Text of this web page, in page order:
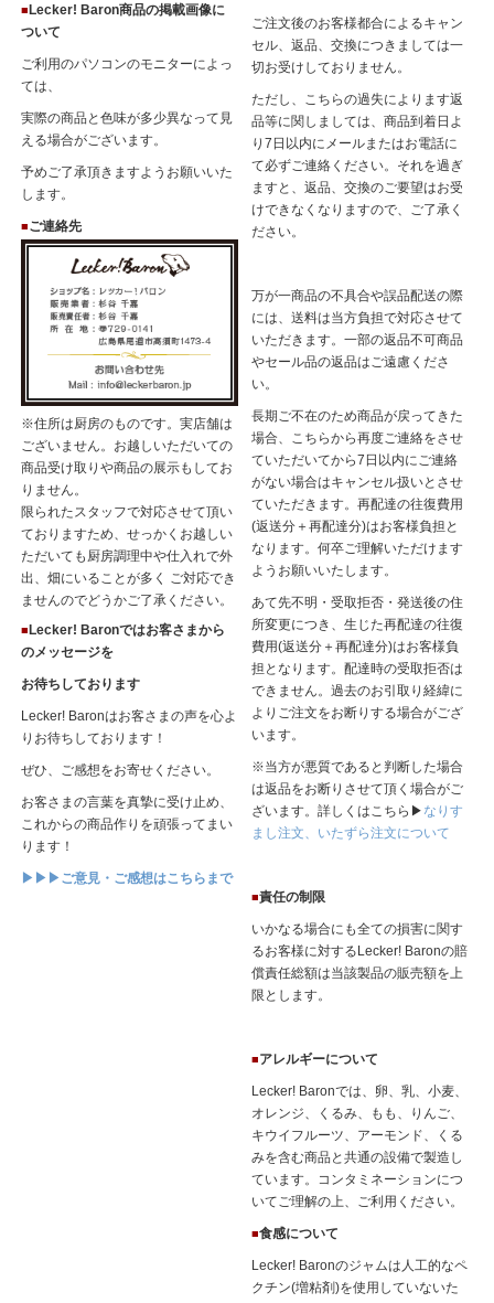
■ Lecker! Baron商品の掲載画像に
ついて
ご利用のパソコンのモニターによっ
ては、
実際の商品と色味が多少異なって見
える場合がございます。
予めご了承頂きますようお願いいた
します。
■ご連絡先
※住所は厨房のものです。実店舗は
ございません。お越しいただいての
商品受け取りや商品の展示もしてお
りません。
限られたスタッフで対応させて頂い
ておりますため、せっかくお越しい
ただいても厨房調理中や仕入れで外
出、畑にいることが多く ご対応でき
ませんのでどうかご了承ください。
■ Lecker! Baronではお客さまから
のメッセージを
お待ちしております
Lecker! Baronはお客さまの声を心よ
りお待ちしております！
ぜひ、ご感想をお寄せください。
お客さまの言葉を真摯に受け止め、
これからの商品作りを頑張ってまい
ります！
▶▶▶ご意見・ご感想はこちらまで
ご注文後のお客様都合によるキャン
セル、返品、交換につきましては一
切お受けしておりません。
ただし、こちらの過失によります返
品等に関しましては、商品到着日よ
り7日以内にメールまたはお電話に
て必ずご連絡ください。それを過ぎ
ますと、返品、交換のご要望はお受
けできなくなりますので、ご了承く
ださい。
万が一商品の不具合や誤品配送の際
には、送料は当方負担で対応させて
いただきます。一部の返品不可商品
やセール品の返品はご遠慮くださ
い。
長期ご不在のため商品が戻ってきた
場合、こちらから再度ご連絡をさせ
ていただいてから7日以内にご連絡
がない場合はキャンセル扱いとさせ
ていただきます。再配達の往復費用
(返送分＋再配達分)はお客様負担と
なります。何卒ご理解いただけます
ようお願いいたします。
あて先不明・受取拒否・発送後の住
所変更につき、生じた再配達の往復
費用(返送分＋再配達分)はお客様負
担となります。配達時の受取拒否は
できません。過去のお引取り経緯に
よりご注文をお断りする場合がござ
います。
※当方が悪質であると判断した場合
は返品をお断りさせて頂く場合がご
ざいます。詳しくはこちら▶ なりす
まし注文、いたずら注文について
■責任の制限
いかなる場合にも全ての損害に関す
るお客様に対するLecker! Baronの賠
償責任総額は当該製品の販売額を上
限とします。
■アレルギーについて
Lecker! Baronでは、卵、乳、小麦、
オレンジ、くるみ、もも、りんご、
キウイフルーツ、アーモンド、くる
みを含む商品と共通の設備で製造し
ています。コンタミネーションにつ
いてご理解の上、ご利用ください。
■食感について
Lecker! Baronのジャムは人工的なペ
クチン(増粘剤)を使用していないた